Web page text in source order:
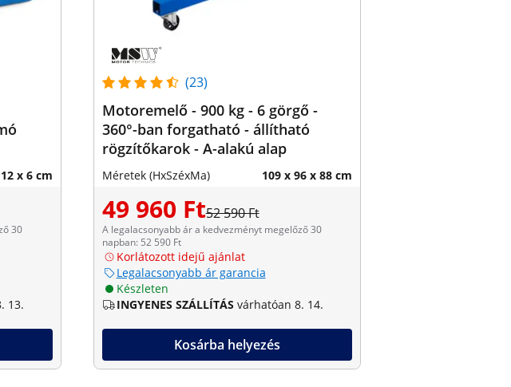
x 6 cm
30
13.
(23)
Motoremelő - 900 kg - 6 görgő -
360°-ban forgatható - állítható
rögzítőkarok - A-alakú alap
Méretek (HxSzéxMa) 109 x 96 x 88 cm
49 960 Ft52 590 Ft
A legalacsonyabb ár a kedvezményt megelőző 30
napban: 52 590 Ft
Korlátozott idejű ajánlat
Legalacsonyabb ár garancia
Készleten
INGYENES SZÁLLÍTÁS várhatóan 8. 14.
Kosárba helyezés